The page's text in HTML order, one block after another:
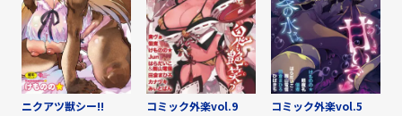
ニクアツ獣シー!! コミック外楽vol.9 コミック外楽vol.5